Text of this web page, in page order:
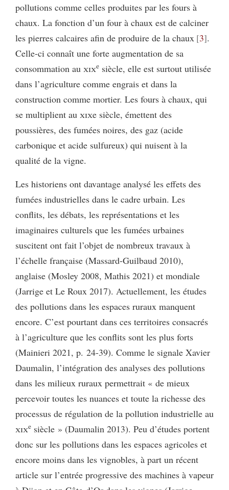
pollutions comme celles produites par les fours à
chaux. La fonction d’un four à chaux est de calciner
les pierres calcaires afin de produire de la chaux 3 .
Celle-ci connaît une forte augmentation de sa
consommation au xixe siècle, elle est surtout utilisée
dans l’agriculture comme engrais et dans la
construction comme mortier. Les fours à chaux, qui
se multiplient au xixe siècle, émettent des
poussières, des fumées noires, des gaz (acide
carbonique et acide sulfureux) qui nuisent à la
qualité de la vigne.
Les historiens ont davantage analysé les effets des
fumées industrielles dans le cadre urbain. Les
conflits, les débats, les représentations et les
imaginaires culturels que les fumées urbaines
suscitent ont fait l’objet de nombreux travaux à
l’échelle française (Massard-Guilbaud 2010),
anglaise (Mosley 2008, Mathis 2021) et mondiale
(Jarrige et Le Roux 2017). Actuellement, les études
des pollutions dans les espaces ruraux manquent
encore. C’est pourtant dans ces territoires consacrés
à l’agriculture que les conflits sont les plus forts
(Mainieri 2021, p. 24-39). Comme le signale Xavier
Daumalin, l’intégration des analyses des pollutions
dans les milieux ruraux permettrait « de mieux
percevoir toutes les nuances et toute la richesse des
processus de régulation de la pollution industrielle au
xixe siècle » (Daumalin 2013). Peu d’études portent
donc sur les pollutions dans les espaces agricoles et
encore moins dans les vignobles, à part un récent
article sur l’entrée progressive des machines à vapeur